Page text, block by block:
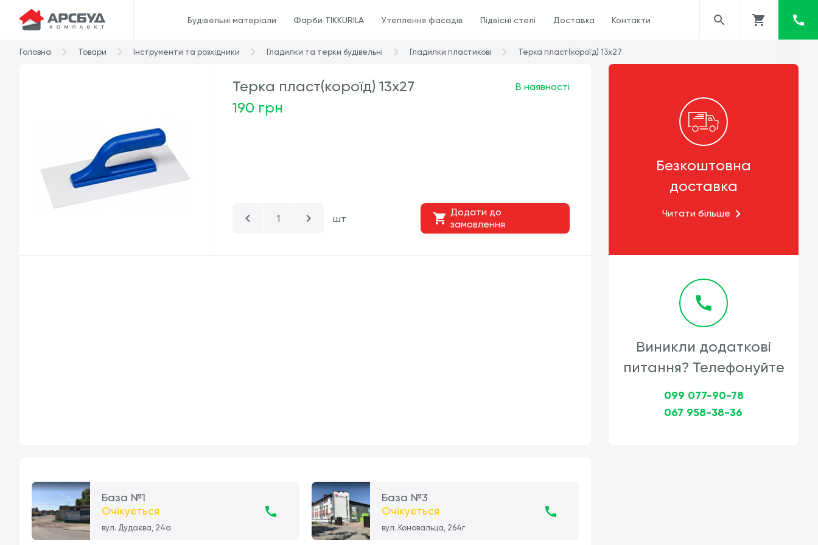
Будівельні матеріали Фарби TIKKURILA Утеплення фасадів Підвісні стелі Доставка Контакти
Головна Товари Інструменти та розхідники Гладилки та терки будівельні Гладилки пластикові Терка пласт(короїд) 13х27
Терка пласт(короїд) 13х27
190 грн
В наявності
шт
Додати до
замовлення
Безкоштовна
доставка
Читати більше
Виникли додаткові
питання? Телефонуйте
099 077-90-78
067 958-38-36
База №1
Очікується
вул. Дудаєва, 24а
База №3
Очікується
вул. Коновальца, 264г